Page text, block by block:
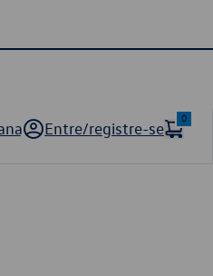
Entre/registre-se
0